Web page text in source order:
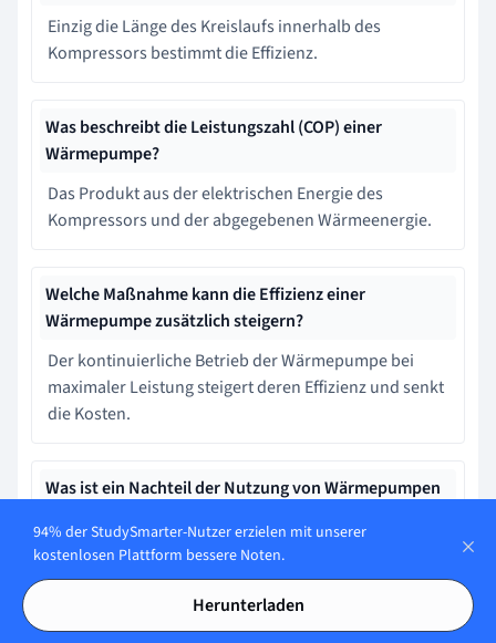
Einzig die Länge des Kreislaufs innerhalb des
Kompressors bestimmt die Effizienz.
Was beschreibt die Leistungszahl (COP) einer
Wärmepumpe?
Das Produkt aus der elektrischen Energie des
Kompressors und der abgegebenen Wärmeenergie.
Welche Maßnahme kann die Effizienz einer
Wärmepumpe zusätzlich steigern?
Der kontinuierliche Betrieb der Wärmepumpe bei
maximaler Leistung steigert deren Effizienz und senkt
die Kosten.
Was ist ein Nachteil der Nutzung von Wärmepumpen
Wärmepumpen funktionieren bei niedrigen
Temperaturen ausschließlich mit Solarenergie, die im
Winter oft nicht verfügbar ist.
94% der StudySmarter-Nutzer erzielen mit unserer
kostenlosen Plattform bessere Noten.
Herunterladen